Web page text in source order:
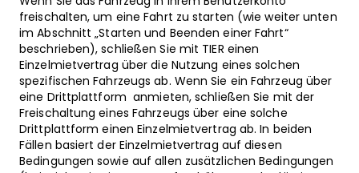
freischalten, um eine Fahrt zu starten (wie weiter unten
im Abschnitt „Starten und Beenden einer Fahrt“
beschrieben), schließen Sie mit TIER einen
Einzelmietvertrag über die Nutzung eines solchen
spezifischen Fahrzeugs ab. Wenn Sie ein Fahrzeug über
eine Drittplattform anmieten, schließen Sie mit der
Freischaltung eines Fahrzeugs über eine solche
Drittplattform einen Einzelmietvertrag ab. In beiden
Fällen basiert der Einzelmietvertrag auf diesen
Bedingungen sowie auf allen zusätzlichen Bedingungen